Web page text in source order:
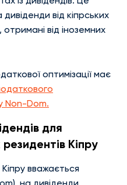
від кіпрських
від іноземних
оптимізації має
Non-Dom.
для
Кіпру
вважається